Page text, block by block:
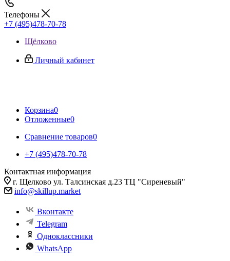
Телефоны
+7 (495)478-70-78
Щёлково
Личный кабинет
Корзина0
Отложенные0
Сравнение товаров0
+7 (495)478-70-78
Контактная информация
г. Щелково ул. Талсинская д.23 ТЦ "Сиреневый"
info@skillup.market
Вконтакте
Telegram
Одноклассники
WhatsApp